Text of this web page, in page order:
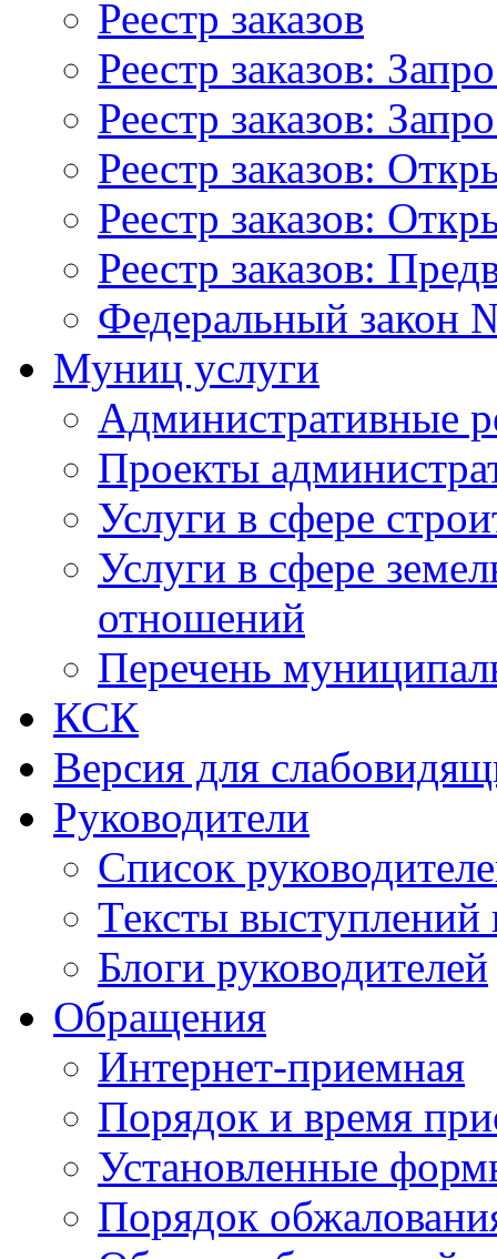
Реестр заказов
Реестр заказов:
Реестр заказов:
Реестр заказов:
Реестр заказов:
Реестр заказов:
Федеральный закон
Муниц услуги
Административные
Проекты
Услуги в сфере
Услуги в сфере
отношений
Перечень
КСК
Версия для
Руководители
Список
Тексты выступлений
Блоги руководителей
Обращения
Интернет-приемная
Порядок и время
Установленные
Порядок